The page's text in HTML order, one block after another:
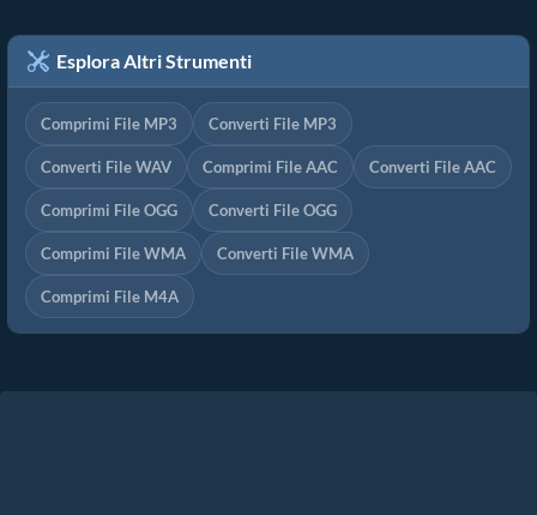
Esplora Altri Strumenti
Comprimi File MP3 Converti File MP3
Converti File WAV Comprimi File AAC Converti File AAC
Comprimi File OGG Converti File OGG
Comprimi File WMA Converti File WMA
Comprimi File M4A